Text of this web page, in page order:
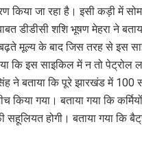
किया जा रहा है। इसी कड़ी में
डीडीसी शशि भूषण मेहरा ने
मूल्य के बाद जिस तरह से इस
इस साइकिल में न तो पेट्रोल
ने बताया कि पूरे झारखंड में 100
किया गया। बताया गया कि
होगी। बताया गया कि